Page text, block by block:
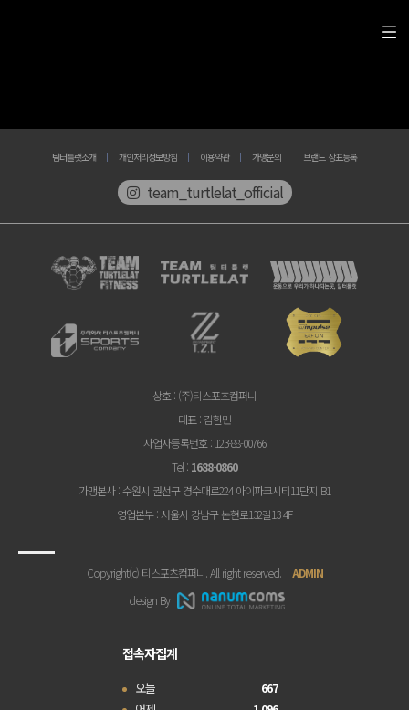
팀터틀랫소개 개인처리정보방침 이용약관 가맹문의 브랜드 상표등록
team_turtlelat_official
상호 : (주)티스포츠컴퍼니
대표 : 김한민
사업자등록번호 : 123-88-00766
Tel : 1688-0860
가맹본사: 수원시 권선구 경수대로224 아이파크시티11단지 B1
영업본부: 서울시 강남구 논현로132길13 4F
Copyright(c) 티스포츠컴퍼니. All right reserved. ADMIN
design By
접속자집계
오늘 667